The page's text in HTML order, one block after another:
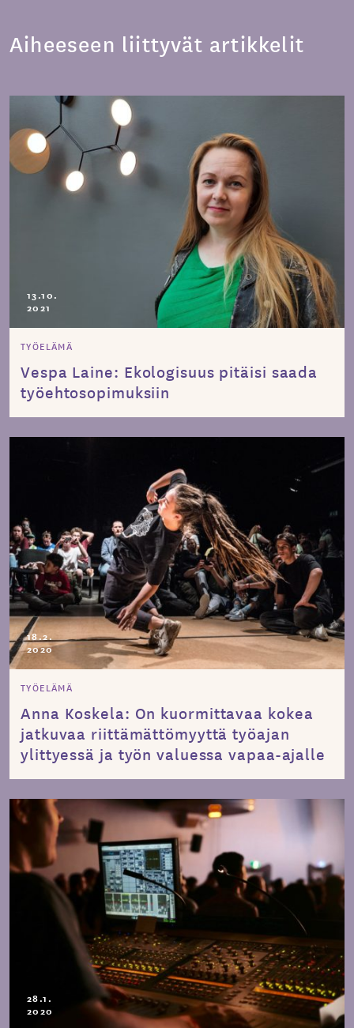
Aiheeseen liittyvät artikkelit
13.10.
2021
TYÖELÄMÄ
Vespa Laine: Ekologisuus pitäisi saada
työehtosopimuksiin
18.2.
2020
TYÖELÄMÄ
Anna Koskela: On kuormittavaa kokea
jatkuvaa riittämättömyyttä työajan
ylittyessä ja työn valuessa vapaa-ajalle
28.1.
2020